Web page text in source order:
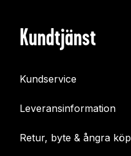
Kundtjänst
Kundservice
Leveransinformation
Retur, byte & ångra köp